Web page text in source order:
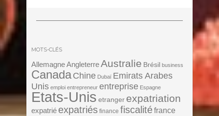
MOTS-CLÉS
Allemagne AngleterreAustralie Brésil business
Canada Chine Dubaï Emirats Arabes
Unis emploi entrepreneur entreprise Espagne
Etats-Unis etranger expatriation
expatrié expatriés finance fiscalitéfrance